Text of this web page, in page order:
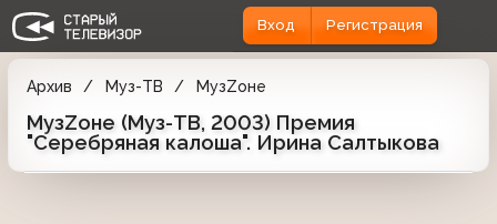
Вход Регистрация
Архив Муз-ТВ МузZоне
МузZоне (Муз-ТВ, 2003) Премия
"Серебряная калоша". Ирина Салтыкова